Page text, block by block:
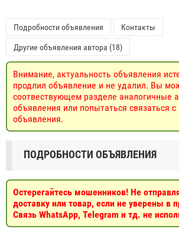
Подробности объявления Контакты
Другие объявления автора (18)
Внимание, актуальность объявления
продлил объявление и не удалил. Вы
соотвествующем разделе аналогичные
объявления или попытаться связаться с
объявления.
ПОДРОБНОСТИ ОБЪЯВЛЕНИЯ
Остерегайтесь мошенников! Не
доставку или товар, если не уверены в
Связь WhatsApp, Telegram и тд. не